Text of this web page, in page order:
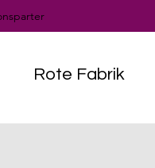
Rote Fabrik